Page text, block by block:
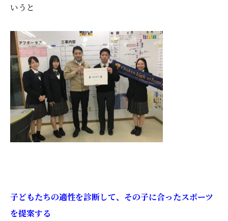
いうと
子どもたちの適性を診断して、その子に合ったスポーツ
を提案する